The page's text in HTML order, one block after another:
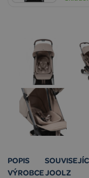
POPIS
VÝROBCE JOOLZ